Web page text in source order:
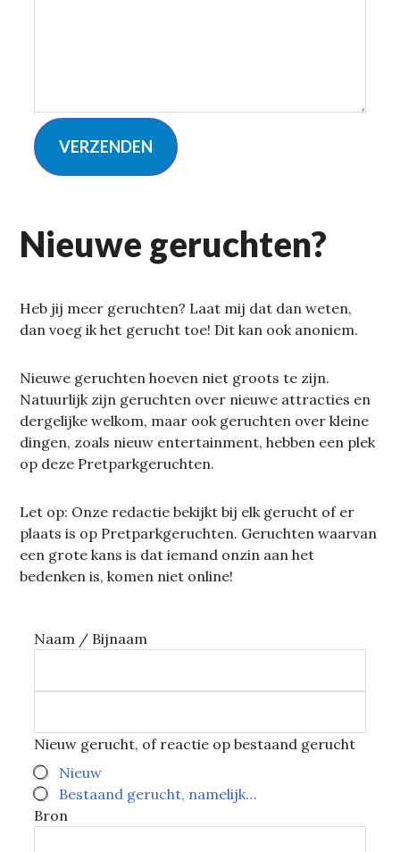
VERZENDEN
Nieuwe geruchten?
Heb jij meer geruchten? Laat mij dat dan weten,
dan voeg ik het gerucht toe! Dit kan ook anoniem.
Nieuwe geruchten hoeven niet groots te zijn.
Natuurlijk zijn geruchten over nieuwe attracties en
dergelijke welkom, maar ook geruchten over kleine
dingen, zoals nieuw entertainment, hebben een plek
op deze Pretparkgeruchten.
Let op: Onze redactie bekijkt bij elk gerucht of er
plaats is op Pretparkgeruchten. Geruchten waarvan
een grote kans is dat iemand onzin aan het
bedenken is, komen niet online!
Naam / Bijnaam
Nieuw gerucht, of reactie op bestaand gerucht
Nieuw
Bestaand gerucht, namelijk…
Bron